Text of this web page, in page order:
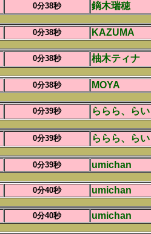
0分38秒 鏑木瑞穂
0分38秒 KAZUMA
0分38秒 柚木ティナ
0分38秒 MOYA
0分39秒 ららら、らい
0分39秒 ららら、らい
0分39秒 umichan
0分40秒 umichan
0分40秒 umichan